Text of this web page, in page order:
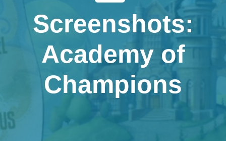
Screenshots:
Academy of
Champions